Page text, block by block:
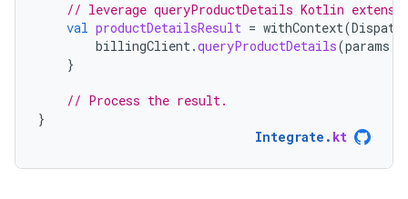
// leverage queryProductDetails Kotlin
val productDetailsResult = withContext(
billingClient.queryProductDetails(params
}
// Process the result.
}
Integrate . kt